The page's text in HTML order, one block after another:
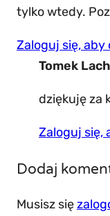
tylko wtedy.
Zaloguj się, aby
Tomek Lach
dziękuję za
Zaloguj się,
Dodaj
Musisz się